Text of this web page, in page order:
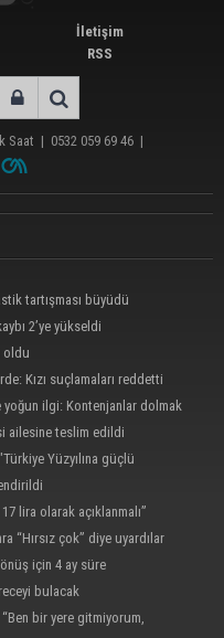
İletişim
RSS
Saat | 0532 059 69 46 |
tartışması büyüdü
2’ye yükseldi
oldu
Kızı suçlamaları reddetti
ilgi: Kontenjanlar dolmak
ailesine teslim edildi
Yüzyılına güçlü
lira olarak açıklanmalı”
“Hırsız çok” diye uyardılar
için 4 ay süre
bulacak
bir yere gitmiyorum,